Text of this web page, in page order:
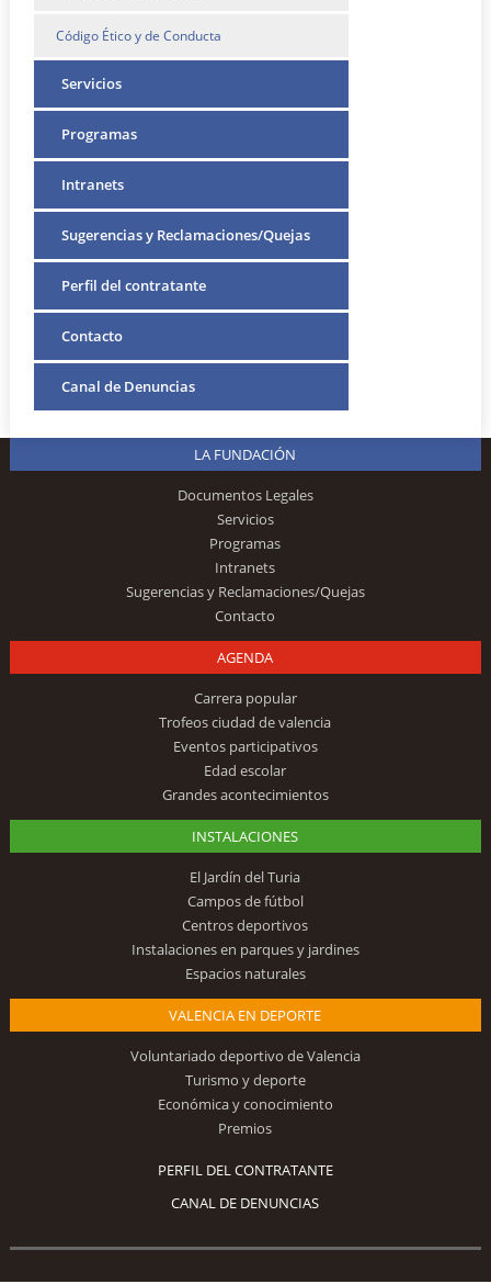
Código Ético y de Conducta
Servicios
Programas
Intranets
Sugerencias y Reclamaciones/Quejas
Perfil del contratante
Contacto
Canal de Denuncias
LA FUNDACIÓN
Documentos Legales
Servicios
Programas
Intranets
Sugerencias y Reclamaciones/Quejas
Contacto
AGENDA
Carrera popular
Trofeos ciudad de valencia
Eventos participativos
Edad escolar
Grandes acontecimientos
INSTALACIONES
El Jardín del Turia
Campos de fútbol
Centros deportivos
Instalaciones en parques y jardines
Espacios naturales
VALENCIA EN DEPORTE
Voluntariado deportivo de Valencia
Turismo y deporte
Económica y conocimiento
Premios
PERFIL DEL CONTRATANTE
CANAL DE DENUNCIAS